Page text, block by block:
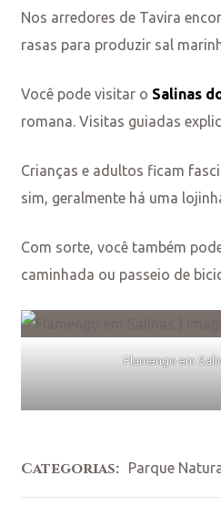
Nos arredores de Tavira
rasas para produzir sal
Você pode visitar o Salinas
romana. Visitas guiadas
Crianças e adultos ficam
sim, geralmente há uma
Com sorte, você também
caminhada ou passeio de
Flamengo em
Categorias: Parque